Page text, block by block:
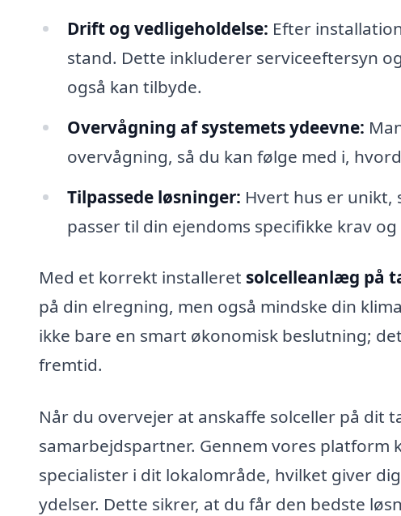
Drift og vedligeholdelse: Efter
stand. Dette inkluderer serviceeftersyn
også kan tilbyde.
Overvågning af systemets ydeevne:
overvågning, så du kan følge med i,
Tilpassede løsninger: Hvert hus er
passer til din ejendoms specifikke krav
Med et korrekt installeret solcelleanlæg på
på din elregning, men også mindske din
ikke bare en smart økonomisk beslutning;
fremtid.
Når du overvejer at anskaffe solceller på dit
samarbejdspartner. Gennem vores
specialister i dit lokalområde, hvilket giver
ydelser. Dette sikrer, at du får den bedste